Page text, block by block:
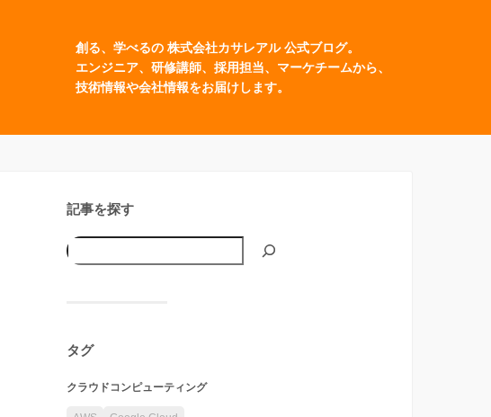
創る、学べるの 株式会社カサレアル 公式ブログ。
エンジニア、研修講師、採用担当、マーケチームから、
技術情報や会社情報をお届けします。
記事を探す
タグ
クラウドコンピューティング